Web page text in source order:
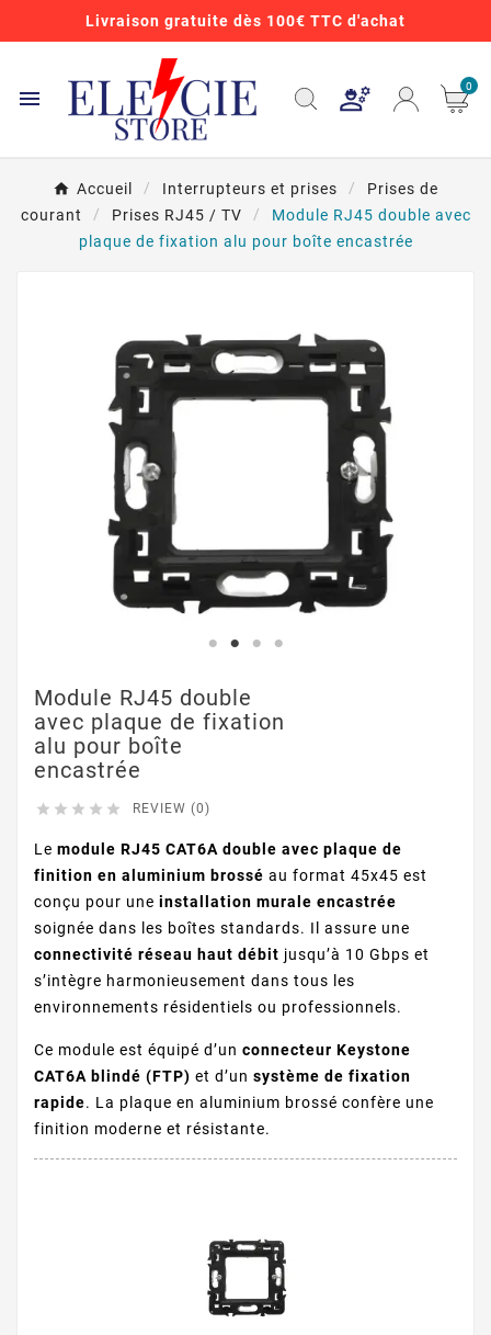
Livraison gratuite dès 100€ TTC d'achat
 0
Accueil Interrupteurs et prises
Prises de
courant
Prises RJ45 / TV
Module RJ45 double avec
plaque de fixation alu pour boîte encastrée
Module RJ45 double
avec plaque de fixation
alu pour boîte
encastrée
     REVIEW (0)
Le module RJ45 CAT6A double avec plaque de
finition en aluminium brossé au format 45x45 est
conçu pour une installation murale encastrée
soignée dans les boîtes standards. Il assure une
connectivité réseau haut débit jusqu’à 10 Gbps et
s’intègre harmonieusement dans tous les
environnements résidentiels ou professionnels.
Ce module est équipé d’un connecteur Keystone
CAT6A blindé (FTP) et d’un système de fixation
rapide. La plaque en aluminium brossé confère une
finition moderne et résistante.